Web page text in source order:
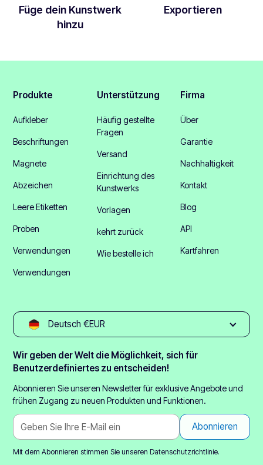
Füge dein Kunstwerk
hinzu
Exportieren
Produkte
Aufkleber
Beschriftungen
Magnete
Abzeichen
Leere Etiketten
Proben
Verwendungen
Verwendungen
Unterstützung
Häufig gestellte
Fragen
Versand
Einrichtung des
Kunstwerks
Vorlagen
kehrt zurück
Wie bestelle ich
Firma
Über
Garantie
Nachhaltigkeit
Kontakt
Blog
API
Kartfahren
Deutsch €EUR
Wir geben der Welt die Möglichkeit, sich für
Benutzerdefiniertes zu entscheiden!
Abonnieren Sie unseren Newsletter für exklusive Angebote und
frühen Zugang zu neuen Produkten und Funktionen.
Mit dem Abonnieren stimmen Sie unserenDatenschutzrichtlinie.